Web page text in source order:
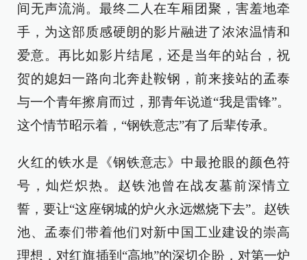
间无声流淌。最终二人在车厢团聚，害羞地牵
手，为这部质感硬朗的影片融进了浓浓温情和
爱意。再比如影片结尾，还是当年的站台，祝
贺的媳妇一路向北奔赴鞍钢，前来接站的孟泰
与一个青年擦肩而过，那青年说道“我是雷锋”。
这个情节昭示着，“钢铁意志”有了后辈传承。
火红的铁水是《钢铁意志》中最抢眼的颜色符
号，灿烂炽热。赵铁池曾在战友墓前深情立
誓，要让“这座钢城的炉火永远燃烧下去”。赵铁
池、孟泰们带着他们对新中国工业建设的崇高
理想，对红旗插到“高地”的深切企盼，对第一炉